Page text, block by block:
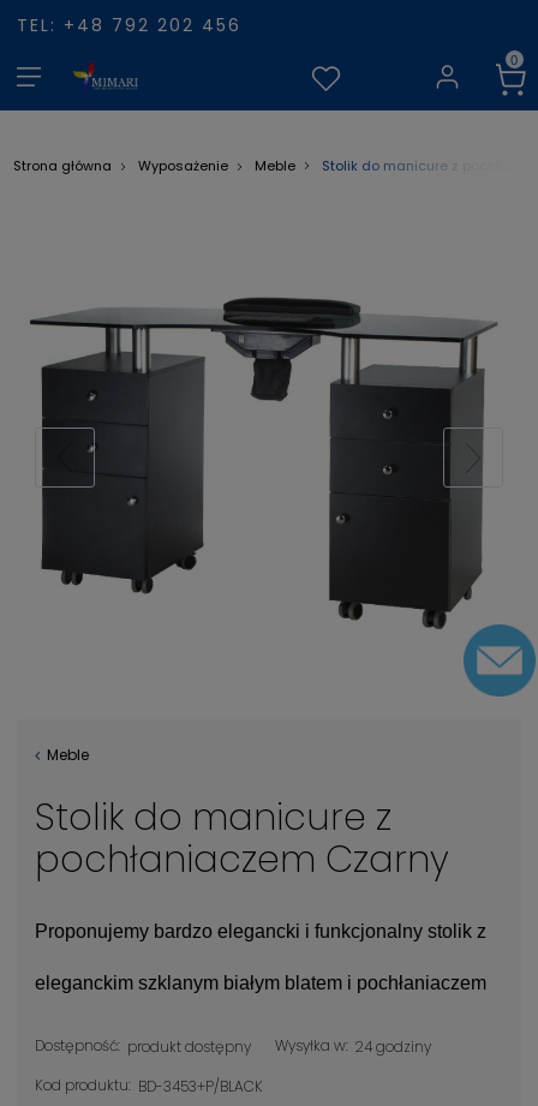
TEL: +48 792 202 456
Strona główna Wyposażenie Meble Stolik do manicure z
Meble
Stolik do manicure z
pochłaniaczem Czarny
Proponujemy bardzo elegancki i funkcjonalny stolik z
eleganckim szklanym białym blatem i pochłaniaczem
Dostępność: produkt dostępny Wysyłka w: 24 godziny
Kod produktu: BD-3453+P/BLACK